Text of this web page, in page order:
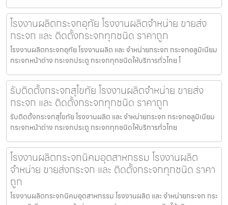
โรงงานผลิตกระจกอุทัย โรงงานผลิตจำหน่าย ขายส่ง
กระจก และ ติดตั้งกระจกทุกชนิด ราคาถูก
โรงงานผลิตกระจกอุทัย โรงงานผลิต และ จำหน่ายกระจก กระจกอลูมิเนียม
กระจกหน้าต่าง กระจกประตู กระจกทุกชนิดให้บริการทั่วไทย โ
รับติดตั้งกระจกสุโขทัย โรงงานผลิตจำหน่าย ขายส่ง
กระจก และ ติดตั้งกระจกทุกชนิด ราคาถูก
รับติดตั้งกระจกสุโขทัย โรงงานผลิต และ จำหน่ายกระจก กระจกอลูมิเนียม
กระจกหน้าต่าง กระจกประตู กระจกทุกชนิดให้บริการทั่วไทย
โรงงานผลิตกระจกนิคมอุตสาหกรรม โรงงานผลิต
จำหน่าย ขายส่งกระจก และ ติดตั้งกระจกทุกชนิด ราคา
ถูก
โรงงานผลิตกระจกนิคมอุตสาหกรรม โรงงานผลิต และ จำหน่ายกระจก กระ